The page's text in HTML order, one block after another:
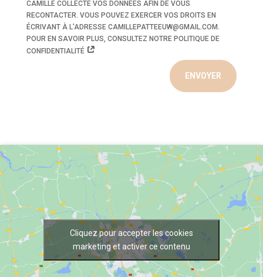
CAMILLE COLLECTE VOS DONNÉES AFIN DE VOUS
RECONTACTER. VOUS POUVEZ EXERCER VOS DROITS EN
ÉCRIVANT À L'ADRESSE CAMILLEPATTEEUW@GMAIL.COM.
POUR EN SAVOIR PLUS, CONSULTEZ NOTRE POLITIQUE DE
CONFIDENTIALITÉ
ENVOYER
Cliquez pour accepter les cookies
marketing et activer ce contenu